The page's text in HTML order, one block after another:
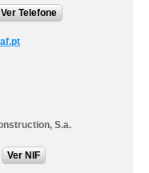
Ver Telefone
S.a.
Ver NIF